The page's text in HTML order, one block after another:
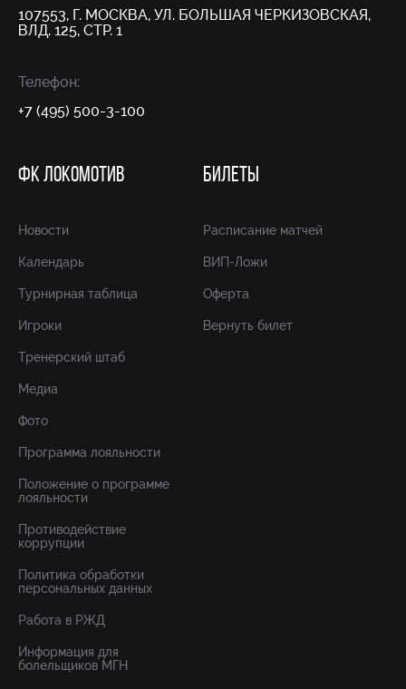
107553, Г. МОСКВА, УЛ. БОЛЬШАЯ ЧЕРКИЗОВСКАЯ,
ВЛД. 125, СТР. 1
Телефон:
+7 (495) 500-3-100
ФК ЛОКОМОТИВ
Новости
Календарь
Турнирная таблица
Игроки
Тренерский штаб
Медиа
Фото
Программа лояльности
Положение о программе
лояльности
Противодействие
коррупции
Политика обработки
персональных данных
Работа в РЖД
Информация для
болельщиков МГН
БИЛЕТЫ
Расписание матчей
ВИП-Ложи
Оферта
Вернуть билет